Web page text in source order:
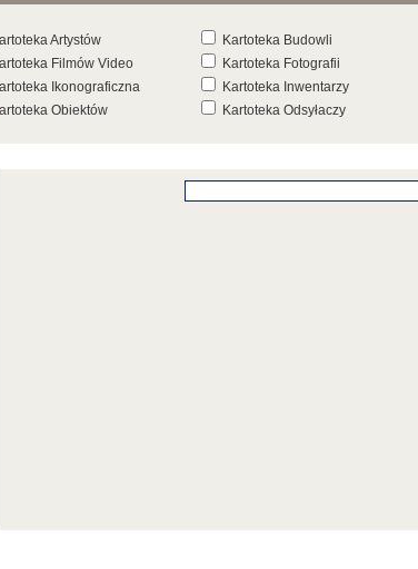
Artystów Kartoteka Budowli
Filmów Video Kartoteka Fotografii
Ikonograficzna Kartoteka Inwentarzy
Obiektów Kartoteka Odsyłaczy
Kartoteka Wydarzeń Inwentarza
Kartoteka Znaków, Stempli i